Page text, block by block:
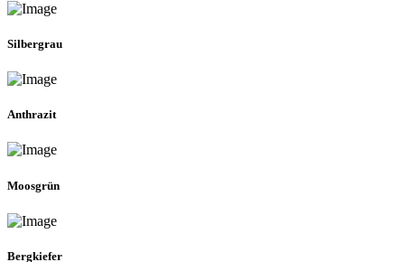
Silbergrau
Anthrazit
Moosgrün
Bergkiefer